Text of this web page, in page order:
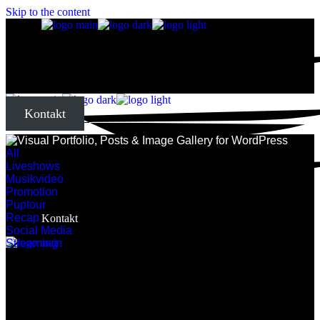
Skip to the content
Über mich
Kontakt
Kontakt
All
Liveshows
Musikvideo
Promotion
Puptour
Recap
Social Media
Streaming